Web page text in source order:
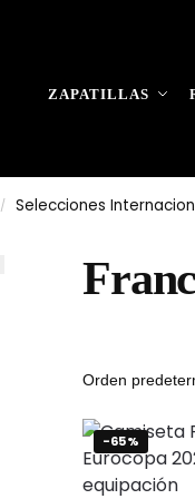
ZAPATILLAS
/ Selecciones
-65%